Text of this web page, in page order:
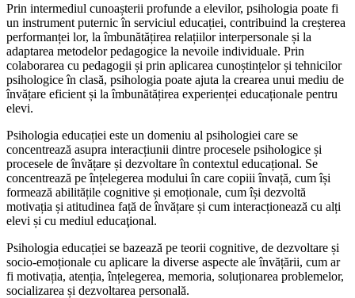
Prin intermediul cunoașterii profunde a elevilor, psihologia poate fi
un instrument puternic în serviciul educației, contribuind la creșterea
performanței lor, la îmbunătățirea relațiilor interpersonale și la
adaptarea metodelor pedagogice la nevoile individuale. Prin
colaborarea cu pedagogii și prin aplicarea cunoștințelor și tehnicilor
psihologice în clasă, psihologia poate ajuta la crearea unui mediu de
învățare eficient și la îmbunătățirea experienței educaționale pentru
elevi.
Psihologia educației este un domeniu al psihologiei care se
concentrează asupra interacțiunii dintre procesele psihologice și
procesele de învățare și dezvoltare în contextul educațional. Se
concentrează pe înțelegerea modului în care copiii învață, cum își
formează abilitățile cognitive și emoționale, cum își dezvoltă
motivația și atitudinea față de învățare și cum interacționează cu alți
elevi și cu mediul educaţional.
Psihologia educației se bazează pe teorii cognitive, de dezvoltare și
socio-emoționale cu aplicare la diverse aspecte ale învățării, cum ar
fi motivația, atenția, înțelegerea, memoria, soluționarea problemelor,
socializarea și dezvoltarea personală.